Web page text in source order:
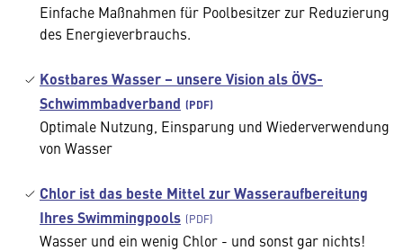
Einfache Maßnahmen für Poolbesitzer zur Reduzierung
des Energieverbrauchs.
Kostbares Wasser – unsere Vision als ÖVS-
Schwimmbadverband
Optimale Nutzung, Einsparung und Wiederverwendung
von Wasser
Chlor ist das beste Mittel zur Wasseraufbereitung
Ihres Swimmingpools
Wasser und ein wenig Chlor - und sonst gar nichts!